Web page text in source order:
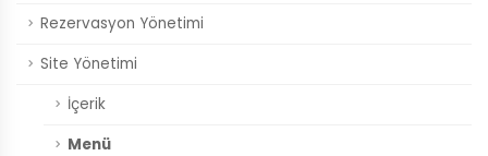
Rezervasyon Yönetimi
Site Yönetimi
İçerik
Menü